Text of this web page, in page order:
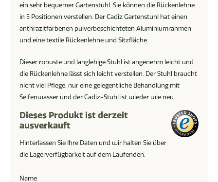
ein sehr bequemer Gartenstuhl. Sie können die Rückenlehne
in 5 Positionen verstellen. Der Cadiz Gartenstuhl hat einen
anthrazitfarbenen pulverbeschichteten Aluminiumrahmen
und eine textile Rückenlehne und Sitzfläche.
Dieser robuste und langlebige Stuhl ist angenehm leicht und
die Rückenlehne lässt sich leicht verstellen. Der Stuhl braucht
nicht viel Pflege, nur eine gelegentliche Behandlung mit
Seifenwasser und der Cadiz-Stuhl ist wieder wie neu.
Dieses Produkt ist derzeit
ausverkauft
Hinterlassen Sie Ihre Daten und wir halten Sie über
die Lagerverfügbarkeit auf dem Laufenden.
Name